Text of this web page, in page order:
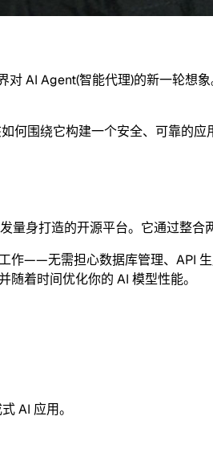
AI Agent(智能代理)的新一轮
何围绕它构建一个安全、可靠的应
量身打造的开源平台。它通过整
作——无需担心数据库管理、API
着时间优化你的 AI 模型性能。
AI 应用。